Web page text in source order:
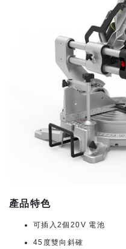
產品特色
可插入2個20V 電池
45度雙向斜確